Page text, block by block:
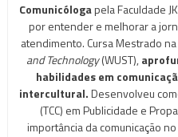
Comunicólogapela Faculdade
por entender e melhorar a
atendimento. Cursa Mestrado na
and Technology(WUST),
habilidades em
intercultural.Desenvolveu
(TCC) em Publicidade e
importância da comunicação